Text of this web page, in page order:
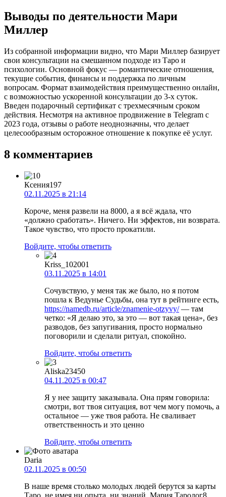
Выводы по деятельности Мари
Миллер
Из собранной информации видно, что Мари Миллер базирует
свои консультации на смешанном подходе из Таро и
психологии. Основной фокус — романтические отношения,
текущие события, финансы и поддержка по личным
вопросам. Формат взаимодействия преимущественно онлайн,
с возможностью ускоренной консультации до 3-х суток.
Введен подарочный сертификат с трехмесячным сроком
действия. Несмотря на активное продвижение в Telegram с
2023 года, отзывы о работе неоднозначны, что делает
целесообразным осторожное отношение к покупке её услуг.
8 комментариев
Ксения197
02.11.2025 в 21:14
Короче, меня развели на 8000, а я всё ждала, что
«должно сработать». Ничего. Ни эффектов, ни возврата.
Такое чувство, что просто прокатили.
Войдите, чтобы ответить
Kriss_102001
03.11.2025 в 14:01
Сочувствую, у меня так же было, но я потом
пошла к Ведунье Судьбы, она тут в рейтинге есть,
https://namedb.ru/article/znamenie-otzyvy/— там
четко: «Я делаю это, за это — вот такая цена», без
разводов, без запугивания, просто нормально
поговорили и сделали ритуал, спокойно.
Войдите, чтобы ответить
Aliska23450
04.11.2025 в 00:47
Я у нее защиту заказывала. Она прям говорила:
смотри, вот твоя ситуация, вот чем могу помочь, а
остальное — уже твоя работа. Не сваливает
ответственность и это ценно
Войдите, чтобы ответить
Daria
02.11.2025 в 00:50
В наше время столько молодых людей берутся за карты